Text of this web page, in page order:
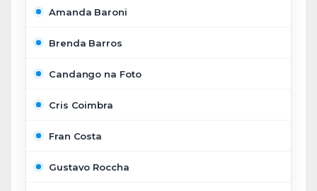
Amanda Baroni
Brenda Barros
Candango na Foto
Cris Coimbra
Fran Costa
Gustavo Roccha